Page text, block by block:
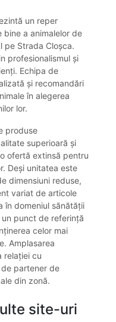
un reper
a animalelor de
pe Strada Cloșca.
profesionalismul și
Echipa de
și recomandări
în alegerea
lor.
produse
superioară și
ofertă extinsă pentru
Deși unitatea este
dimensiuni reduse,
variat de articole
în domeniul sănătății
punct de referință
celor mai
Amplasarea
relației cu
partener de
din zonă.
site-uri